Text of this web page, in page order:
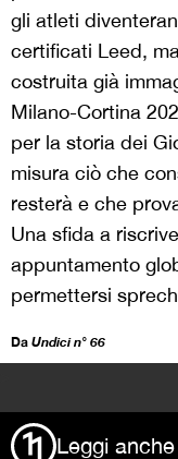
gli atleti
certificati Leed,
costruita già
Milano-Cortina
per la storia dei
misura ciò che
resterà e che
Una sfida a
appuntamento
permettersi
Da Undici n° 66
Leggi anche